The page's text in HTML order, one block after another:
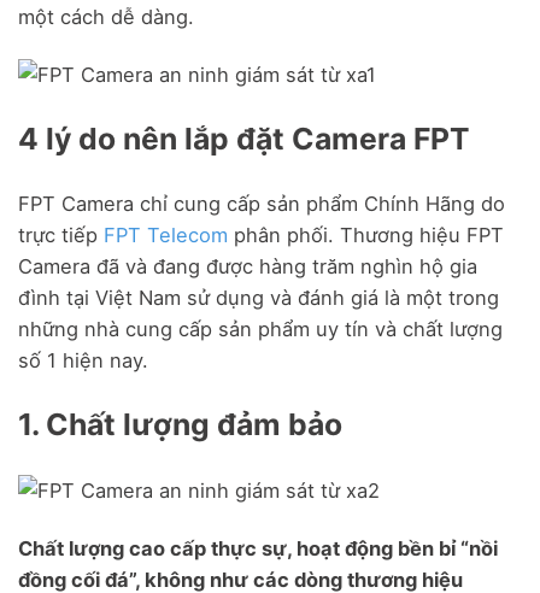
một cách dễ dàng.
4 lý do nên lắp đặt Camera FPT
FPT Camera chỉ cung cấp sản phẩm Chính Hãng do
trực tiếp FPT Telecom phân phối. Thương hiệu FPT
Camera đã và đang được hàng trăm nghìn hộ gia
đình tại Việt Nam sử dụng và đánh giá là một trong
những nhà cung cấp sản phẩm uy tín và chất lượng
số 1 hiện nay.
1. Chất lượng đảm bảo
Chất lượng cao cấp thực sự, hoạt động bền bỉ “nồi
đồng cối đá”, không như các dòng thương hiệu